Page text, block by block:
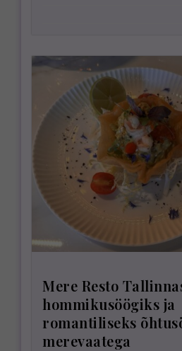
Mere Resto
hommikusöögiks ja
romantiliseks
merevaatega